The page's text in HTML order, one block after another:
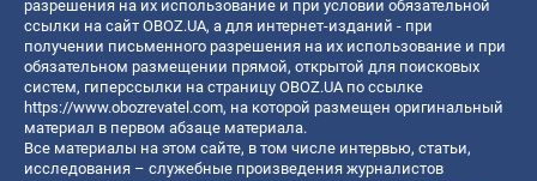
разрешения на их использование и при условии обязательной
ссылки на сайт OBOZ.UA, а для интернет-изданий - при
получении письменного разрешения на их использование и при
обязательном размещении прямой, открытой для поисковых
систем, гиперссылки на страницу OBOZ.UA по ссылке
https://www.obozrevatel.com, на которой размещен оригинальный
материал в первом абзаце материала.
Все материалы на этом сайте, в том числе интервью, статьи,
исследования – служебные произведения журналистов